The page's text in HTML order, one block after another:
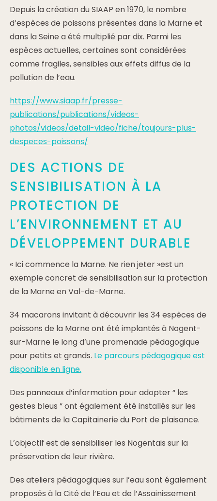
Depuis la création du SIAAP en 1970, le nombre
d’espèces de poissons présentes dans la Marne et
dans la Seine a été multiplié par dix. Parmi les
espèces actuelles, certaines sont considérées
comme fragiles, sensibles aux effets diffus de la
pollution de l’eau.
https://www.siaap.fr/presse-
publications/publications/videos-
photos/videos/detail-video/fiche/toujours-plus-
despeces-poissons/
DES ACTIONS DE
SENSIBILISATION À LA
PROTECTION DE
L’ENVIRONNEMENT ET AU
DÉVELOPPEMENT DURABLE
« Ici commence la Marne. Ne rien jeter »est un
exemple concret de sensibilisation sur la protection
de la Marne en Val-de-Marne.
34 macarons invitant à découvrir les 34 espèces de
poissons de la Marne ont été implantés à Nogent-
sur-Marne le long d’une promenade pédagogique
pour petits et grands. Le parcours pédagogique est
disponible en ligne.
Des panneaux d’information pour adopter “ les
gestes bleus ” ont également été installés sur les
bâtiments de la Capitainerie du Port de plaisance.
L’objectif est de sensibiliser les Nogentais sur la
préservation de leur rivière.
Des ateliers pédagogiques sur l’eau sont également
proposés à la Cité de l’Eau et de l’Assainissement